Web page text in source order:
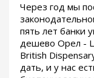
Через год мы
пять лет банки
дешево Орел -
British
дать, и у нас